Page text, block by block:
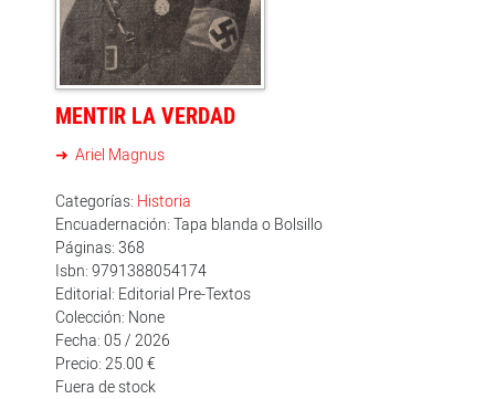
MENTIR LA VERDAD
Ariel Magnus
Categorías: Historia
Encuadernación: Tapa blanda o Bolsillo
Páginas: 368
Isbn: 9791388054174
Editorial: Editorial Pre-Textos
Colección: None
Fecha: 05 / 2026
Precio: 25.00 €
Fuera de stock